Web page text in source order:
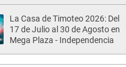
La Casa de Timoteo 2026: Del
17 de Julio al 30 de Agosto en
Mega Plaza - Independencia